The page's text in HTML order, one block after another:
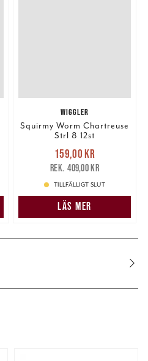
WIGGLER
Squirmy Worm Chartreuse
Strl 8 12st
Nuvarande pris
159,00 krTidigare pris
409,00 kr
159,00 kr
409,00 kr
TILLFÄLLIGT SLUT
LÄS MER